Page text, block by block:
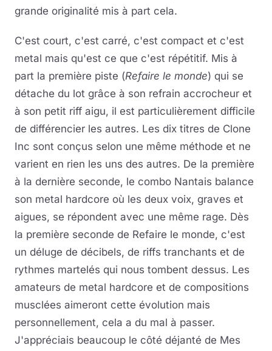
grande originalité mis à part cela.
C'est court, c'est carré, c'est compact et c'est
metal mais qu'est ce que c'est répétitif. Mis à
part la première piste (Refaire le monde) qui se
détache du lot grâce à son refrain accrocheur et
à son petit riff aigu, il est particulièrement difficile
de différencier les autres. Les dix titres de Clone
Inc sont conçus selon une même méthode et ne
varient en rien les uns des autres. De la première
à la dernière seconde, le combo Nantais balance
son metal hardcore où les deux voix, graves et
aigues, se répondent avec une même rage. Dès
la première seconde de Refaire le monde, c'est
un déluge de décibels, de riffs tranchants et de
rythmes martelés qui nous tombent dessus. Les
amateurs de metal hardcore et de compositions
musclées aimeront cette évolution mais
personnellement, cela a du mal à passer.
J'appréciais beaucoup le côté déjanté de Mes